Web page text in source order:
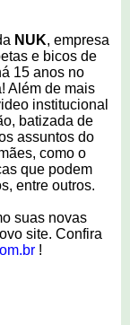
NUK, empresa
e bicos de
15 anos no
Além de mais
institucional
batizada de
assuntos do
como o
que podem
entre outros.
suas novas
site. Confira
!